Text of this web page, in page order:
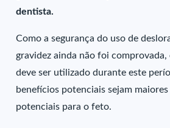
dentista.
Como a segurança do uso de
gravidez ainda não foi
deve ser utilizado durante este
benefícios potenciais sejam
potenciais para o feto.